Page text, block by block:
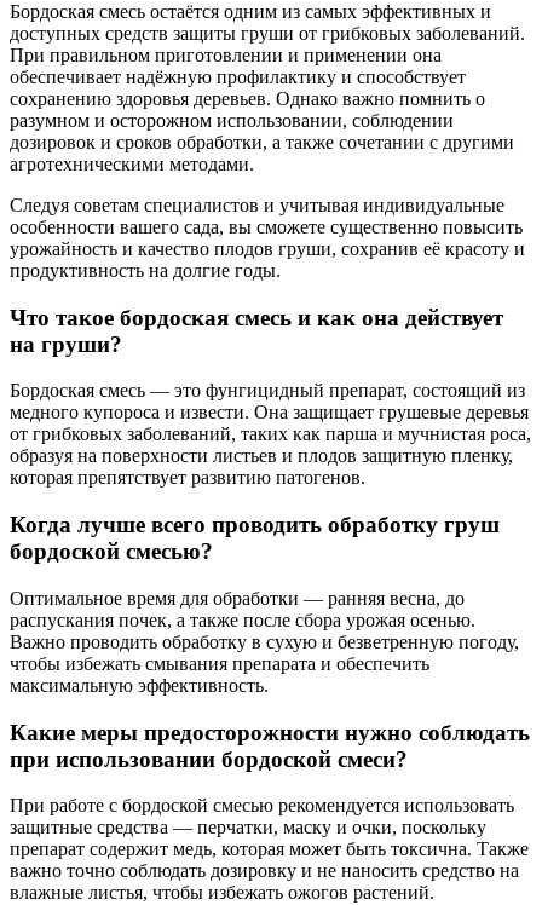
Бордоская смесь остаётся одним из самых эффективных и
доступных средств защиты груши от грибковых заболеваний.
При правильном приготовлении и применении она
обеспечивает надёжную профилактику и способствует
сохранению здоровья деревьев. Однако важно помнить о
разумном и осторожном использовании, соблюдении
дозировок и сроков обработки, а также сочетании с другими
агротехническими методами.
Следуя советам специалистов и учитывая индивидуальные
особенности вашего сада, вы сможете существенно повысить
урожайность и качество плодов груши, сохранив её красоту и
продуктивность на долгие годы.
Что такое бордоская смесь и как она действует
на груши?
Бордоская смесь — это фунгицидный препарат, состоящий из
медного купороса и извести. Она защищает грушевые деревья
от грибковых заболеваний, таких как парша и мучнистая роса,
образуя на поверхности листьев и плодов защитную пленку,
которая препятствует развитию патогенов.
Когда лучше всего проводить обработку груш
бордоской смесью?
Оптимальное время для обработки — ранняя весна, до
распускания почек, а также после сбора урожая осенью.
Важно проводить обработку в сухую и безветренную погоду,
чтобы избежать смывания препарата и обеспечить
максимальную эффективность.
Какие меры предосторожности нужно соблюдать
при использовании бордоской смеси?
При работе с бордоской смесью рекомендуется использовать
защитные средства — перчатки, маску и очки, поскольку
препарат содержит медь, которая может быть токсична. Также
важно точно соблюдать дозировку и не наносить средство на
влажные листья, чтобы избежать ожогов растений.